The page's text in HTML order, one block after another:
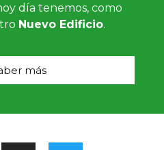
día tenemos, como
Nuevo Edificio.
más